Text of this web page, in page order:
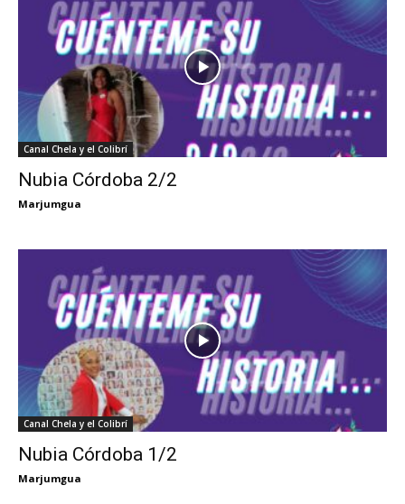
Canal Chela y el Colibrí
Nubia Córdoba 2/2
Marjumgua
Canal Chela y el Colibrí
Nubia Córdoba 1/2
Marjumgua